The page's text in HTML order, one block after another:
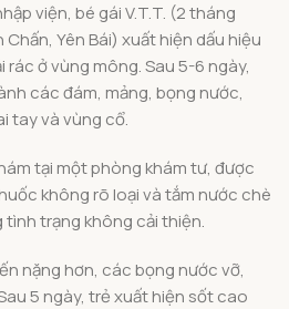
viện, bé gái V.T.T. (2 tháng
Yên Bái) xuất hiện dấu hiệu
rác ở vùng mông. Sau 5-6 ngày,
các đám, mảng, bọng nước,
tay và vùng cổ.
tại một phòng khám tư, được
không rõ loại và tắm nước chè
trạng không cải thiện.
nặng hơn, các bọng nước vỡ,
5 ngày, trẻ xuất hiện sốt cao